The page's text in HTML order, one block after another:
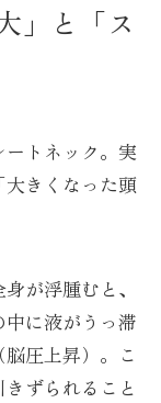
」と「ス
トネック。実
きくなった頭
が浮腫むと、
に液がうっ滞
圧上昇）。こ
ずられること